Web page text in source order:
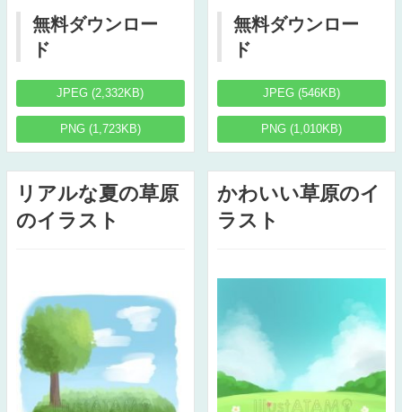
無料ダウンロー
ド
JPEG (2,332KB)
PNG (1,723KB)
無料ダウンロー
ド
JPEG (546KB)
PNG (1,010KB)
リアルな夏の草原
のイラスト
かわいい草原のイ
ラスト